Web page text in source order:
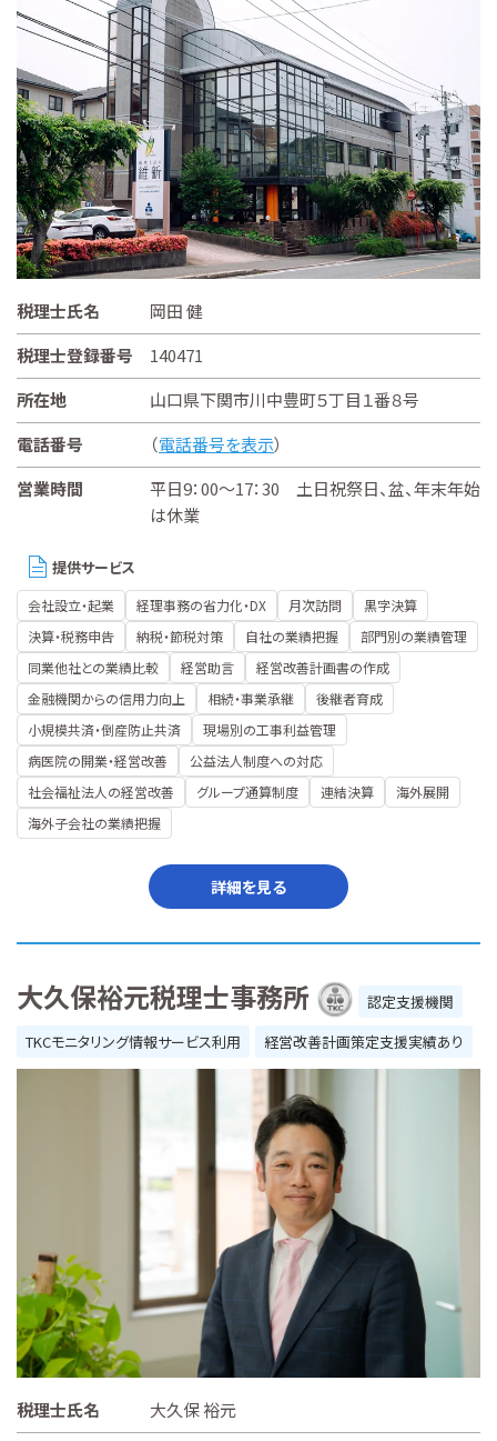
税理士氏名
岡田 健
税理士登録番号
140471
所在地
山口県下関市川中豊町５丁目１番８号
電話番号
（電話番号を表示）
営業時間
平日9：00～17：30 土日祝祭日、盆、年末年始
は休業
提供サービス
会社設立・起業 経理事務の省力化・DX 月次訪問
黒字決算
決算・税務申告
納税・節税対策 自社の業績把握
部門別の業績管理
同業他社との業績比較
経営助言
経営改善計画書の作成
金融機関からの信用力向上
相続・事業承継
後継者育成
小規模共済・倒産防止共済
現場別の工事利益管理
病医院の開業・経営改善
公益法人制度への対応
社会福祉法人の経営改善
グループ通算制度 連結決算
海外展開
海外子会社の業績把握
詳細を見る
大久保裕元税理士事務所
認定支援機関
TKCモニタリング情報サービス利用
経営改善計画策定支援実績あり
税理士氏名
大久保 裕元